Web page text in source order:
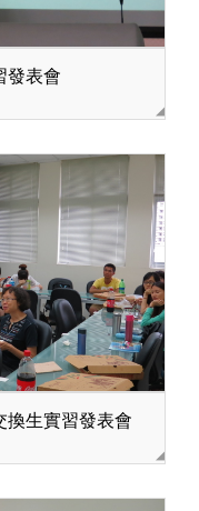
發表會
生實習發表會